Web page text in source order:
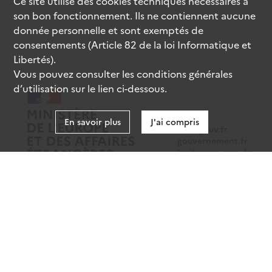
data.gouv.fr
legifrance.gouv.fr
son bon fonctionnement. Ils ne contiennent aucune
donnée personnelle et sont exemptés de
consentements (Article 82 de la loi Informatique et
Libertés).
Vous pouvez consulter les conditions générales
d’utilisation sur le lien ci-dessous.
En savoir plus J'ai compris